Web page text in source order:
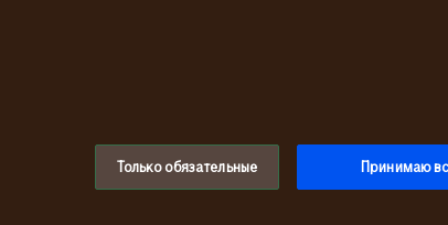
Только обязательные Принимаю